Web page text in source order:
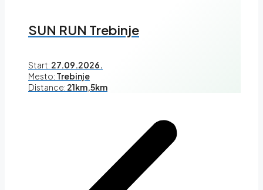
SUN RUN Trebinje
Start: 27.09.2026.
Mesto: Trebinje
Distance: 21km,5km